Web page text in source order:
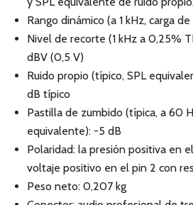
Rango dinámico (a 1 kHz, carga de
Nivel de recorte (1 kHz a 0,25%
dBV (0,5 V)
Ruido propio (típico, SPL
dB típico
Pastilla de zumbido (típica, a 60
equivalente): -5 dB
Polaridad: la presión positiva en
voltaje positivo en el pin 2 con
Peso neto: 0,207 kg